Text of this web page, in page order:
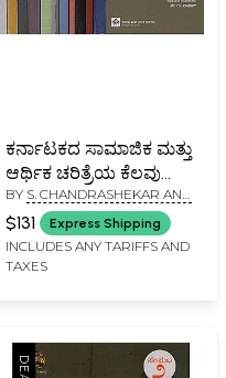
ಕರ್ನಾಟಕದ ಸಾಮಾಜಿಕ ಮತ್ತು
ಆರ್ಥಿಕ ಚರಿತ್ರೆಯ ಕೆಲವು
ನೆಲೆಗಳು- Karnatakadha
Samajika Mathu
Arthika Charithreya
Kelavu Nelegalu in
BY S. CHANDRASHEKAR AND
B. SURENDRA RAO
$131 Express Shipping
INCLUDES ANY TARIFFS AND
TAXES